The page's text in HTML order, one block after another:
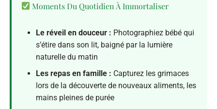
Moments Du Quotidien À Immortaliser
Le réveil en douceur : Photographiez bébé qui
s’étire dans son lit, baigné par la lumière
naturelle du matin
Les repas en famille : Capturez les grimaces
lors de la découverte de nouveaux aliments, les
mains pleines de purée